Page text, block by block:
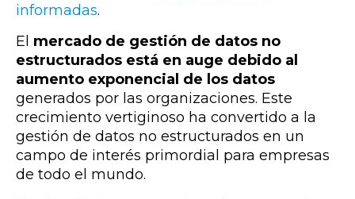
informadas.
El mercado de gestión de datos no
estructurados está en auge debido al
aumento exponencial de los datos
generados por las organizaciones. Este
crecimiento vertiginoso ha convertido a la
gestión de datos no estructurados en un
campo de interés primordial para empresas
de todo el mundo.